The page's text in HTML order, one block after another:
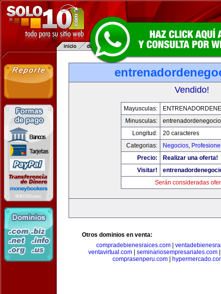
Vendido!
Mayusculas:
Minusculas:
Longitud:
20 caracteres
Categorias:
Negocios,
Precio:
Realizar una oferta!
Visitar!
Serán consideradas
Otros dominios en venta:
compradebienesraices.com
ventavirtual.com
seminariosempresariales.com
comprasenperu.com|